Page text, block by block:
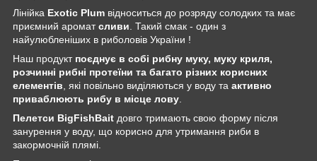
Лінійка Exotic Plum відноситься до розряду солодких та має
приємний ароматсливи . Такий смак - один з
найулюбленіших в риболовів України !
Наш продукт поєднує в собі рибну муку, муку криля,
розчинні рибні протеїни та багато різних корисних
елементів , які повільно виділяються у воду та активно
приваблюють рибу в місце лову
Пелетси BigFishBait довго тримають свою форму після
занурення у воду, що корисно для утримання риби в
закормочній плямі.